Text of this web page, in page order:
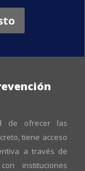
de ofrecer las
tiene acceso
a través de
instituciones